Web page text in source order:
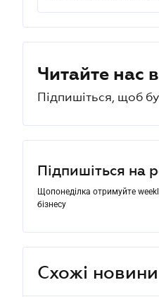
Читайте нас
Підпишіться, щоб
Підпишіться на
Щопонеділка отримуйте
бізнесу
Схожі новини